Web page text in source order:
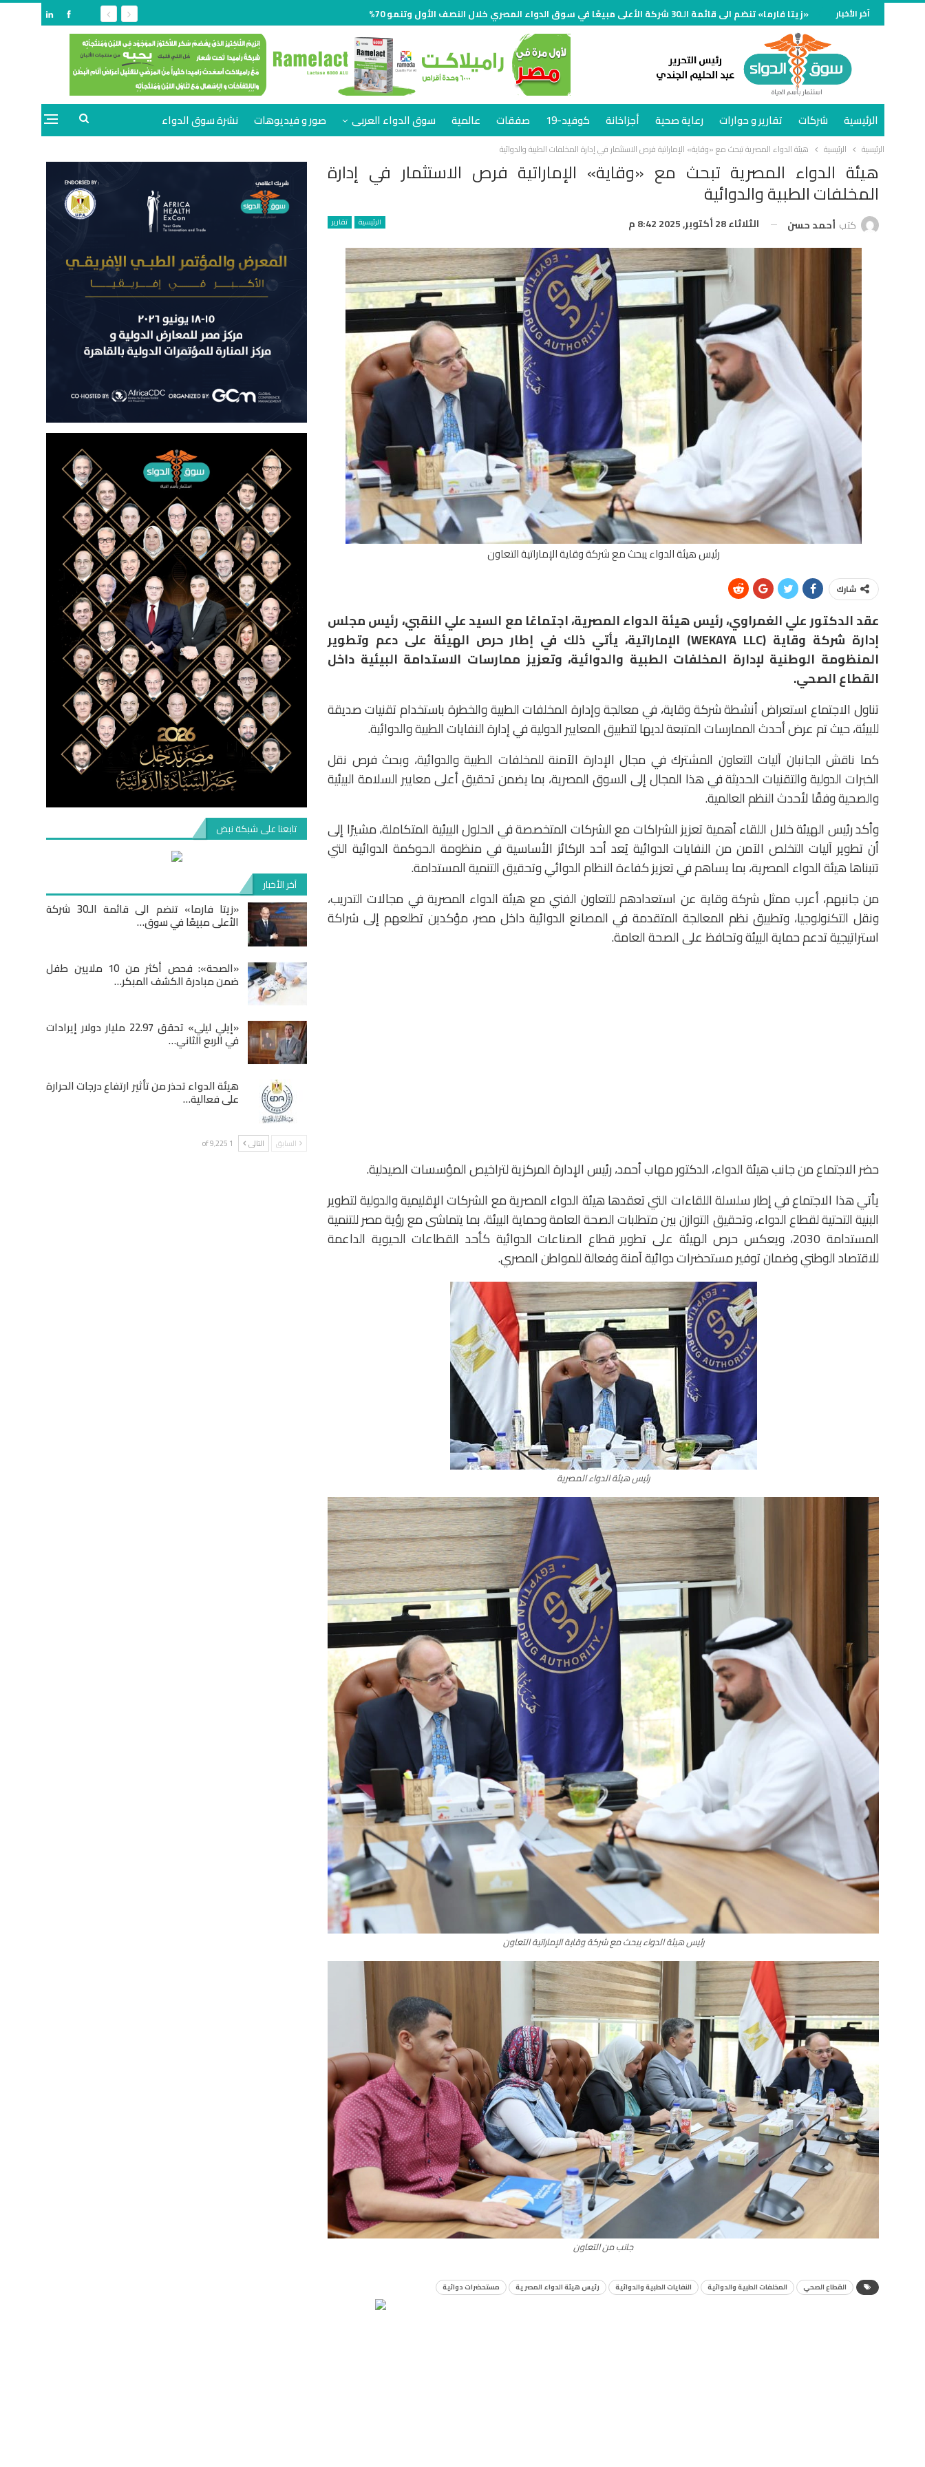
آخر الأخبار «زيتا فارما» تنضم الى قائمة الـ30 شركة الأعلى مبيعًا في سوق الدواء المصري خلال النصف الأول وتنمو 70%
الرئيسية شركات تقارير و حوارات رعاية صحية أجزاخانة كوفيد-19 صفقات عالمية سوق الدواء العربى صور و فيديوهات نشرة سوق الدواء
الرئيسية الرئيسية هيئة الدواء المصرية تبحث مع «وقاية» الإماراتية فرص الاستثمار في إدارة المخلفات الطبية والدوائية
هيئة الدواء المصرية تبحث مع «وقاية» الإماراتية فرص الاستثمار في إدارة
المخلفات الطبية والدوائية
الرئيسية تقارير كتب أحمد حسن الثلاثاء 28 أكتوبر, 2025 8:42 م
رئيس هيئة الدواء يبحث مع شركة وقاية الإماراتية التعاون
شارك
عقد الدكتور علي الغمراوي، رئيس هيئة الدواء المصرية، اجتماعًا مع السيد علي النقبي، رئيس مجلس
إدارة شركة وقاية (WEKAYA LLC) الإماراتية، يأتي ذلك في إطار حرص الهيئة على دعم وتطوير
المنظومة الوطنية لإدارة المخلفات الطبية والدوائية، وتعزيز ممارسات الاستدامة البيئية داخل
القطاع الصحي.
تناول الاجتماع استعراض أنشطة شركة وقاية، في معالجة وإدارة المخلفات الطبية والخطرة باستخدام تقنيات صديقة
للبيئة، حيث تم عرض أحدث الممارسات المتبعة لديها لتطبيق المعايير الدولية في إدارة النفايات الطبية والدوائية.
كما ناقش الجانبان آليات التعاون المشترك في مجال الإدارة الآمنة للمخلفات الطبية والدوائية، وبحث فرص نقل
الخبرات الدولية والتقنيات الحديثة في هذا المجال إلى السوق المصرية، بما يضمن تحقيق أعلى معايير السلامة البيئية
والصحية وفقًا لأحدث النظم العالمية.
وأكد رئيس الهيئة خلال اللقاء أهمية تعزيز الشراكات مع الشركات المتخصصة في الحلول البيئية المتكاملة، مشيرًا إلى
أن تطوير آليات التخلص الآمن من النفايات الدوائية يُعد أحد الركائز الأساسية في منظومة الحوكمة الدوائية التي
تتبناها هيئة الدواء المصرية، بما يساهم في تعزيز كفاءة النظام الدوائي وتحقيق التنمية المستدامة.
من جانبهم، أعرب ممثل شركة وقاية عن استعدادهم للتعاون الفني مع هيئة الدواء المصرية في مجالات التدريب،
ونقل التكنولوجيا، وتطبيق نظم المعالجة المتقدمة في المصانع الدوائية داخل مصر، مؤكدين تطلعهم إلى شراكة
استراتيجية تدعم حماية البيئة وتحافظ على الصحة العامة.
حضر الاجتماع من جانب هيئة الدواء، الدكتور مهاب أحمد، رئيس الإدارة المركزية لتراخيص المؤسسات الصيدلية.
يأتي هذا الاجتماع في إطار سلسلة اللقاءات التي تعقدها هيئة الدواء المصرية مع الشركات الإقليمية والدولية لتطوير
البنية التحتية لقطاع الدواء، وتحقيق التوازن بين متطلبات الصحة العامة وحماية البيئة، بما يتماشى مع رؤية مصر للتنمية
المستدامة 2030، ويعكس حرص الهيئة على تطوير قطاع الصناعات الدوائية كأحد القطاعات الحيوية الداعمة
للاقتصاد الوطني وضمان توفير مستحضرات دوائية آمنة وفعالة للمواطن المصري.
رئيس هيئة الدواء المصرية
رئيس هيئة الدواء يبحث مع شركة وقاية الإماراتية التعاون
جانب من التعاون
القطاع الصحي المخلفات الطبية والدوائية النفايات الطبية والدوائية رئيس هيئة الدواء المصرية مستحضرات دوائية
تابعنا على شبكة نبض
آخر الأخبار
«زيتا فارما» تنضم الى قائمة الـ30 شركة
الأعلى مبيعًا في سوق…
«الصحة»: فحص أكثر من 10 ملايين طفل
ضمن مبادرة الكشف المبكر…
«إيلي ليلي» تحقق 22.97 مليار دولار إيرادات
في الربع الثاني…
هيئة الدواء تحذر من تأثير ارتفاع درجات الحرارة
على فعالية…
السابق التالى 1 of 9٬225